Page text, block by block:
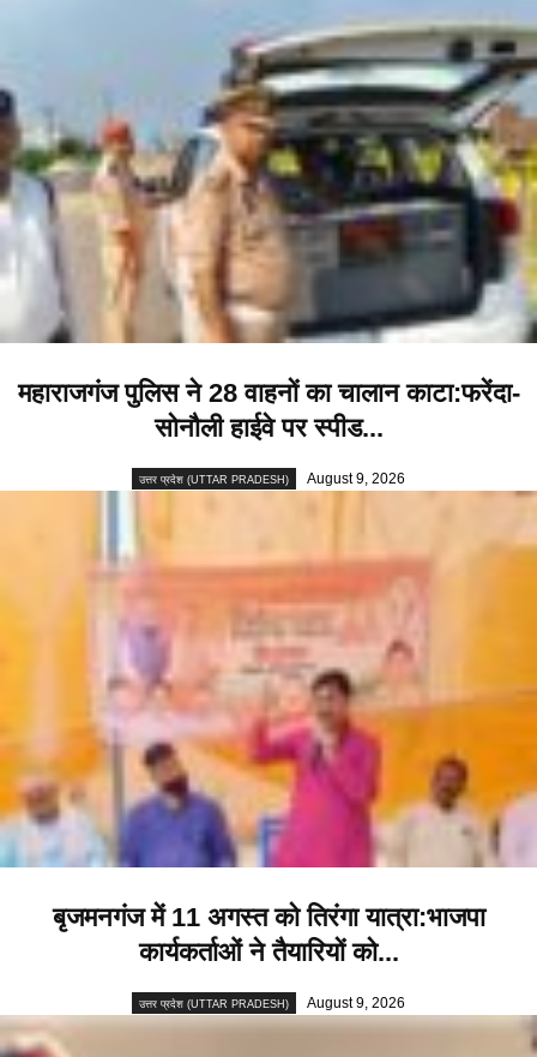
महाराजगंज पुलिस ने 28 वाहनों का चालान काटा:फरेंदा-
सोनौली हाईवे पर स्पीड...
उत्तर प्रदेश (UTTAR PRADESH) August 9, 2026
बृजमनगंज में 11 अगस्त को तिरंगा यात्रा:भाजपा
कार्यकर्ताओं ने तैयारियों को...
उत्तर प्रदेश (UTTAR PRADESH) August 9, 2026